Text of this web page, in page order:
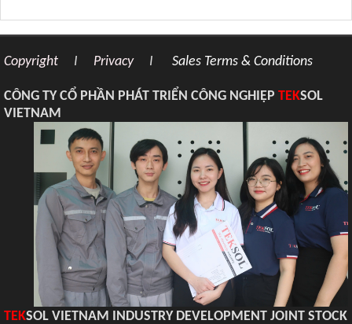
Copyright I PrivacyI Sales Terms & Conditions
CÔNG TY CỔ PHẦN PHÁT TRIỂN CÔNG NGHIỆP TEKSOL
VIETNAM
TEKSOL VIETNAM INDUSTRY DEVELOPMENT JOINT STOCK